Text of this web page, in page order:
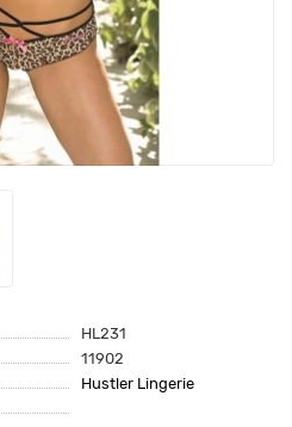
HL231
11902
Hustler Lingerie